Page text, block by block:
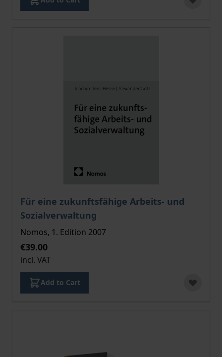
Für eine zukunftsfähige Arbeits- und
Sozialverwaltung
The price depends on the options chosen on the
Nomos, 1. Edition 2007
€39.00
incl. VAT
Add to Cart